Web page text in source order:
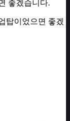
좋겠습니다.
탑이었으면 좋겠